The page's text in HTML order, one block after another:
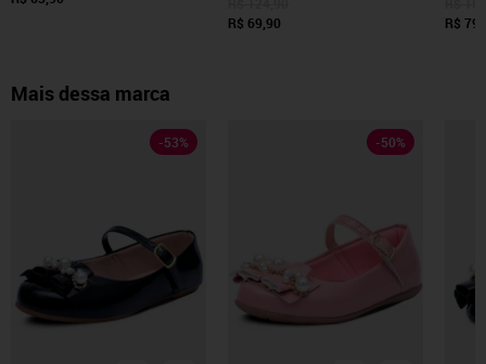
Sanfonado Branco
R$ 69,90
R$
Mais dessa marca
-53% -50%